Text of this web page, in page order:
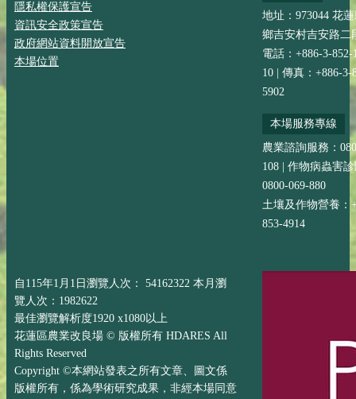
隱私權保護宣告
資訊安全政策宣告
政府網站資料開放宣告
本場位置
地址：973044 花
鄉吉安村吉安路二
電話：+886-3-852-
10 | 傳真：+886-3-
5902
本場服務專線
農業諮詢服務：
108 | 作物病蟲害
0800-069-880
土壤及作物營養：
853-4914
自115年1月1日瀏覽人次： 54162322 本月瀏
覽人次：1982622
最佳瀏覽解析度1920 x1080以上
花蓮區農業改良場 © 版權所有 HDARES All
Rights Reserved
Copyright ©本網站發表之所有文章、圖文係
版權所有，係為學術研究成果，非經本場同意